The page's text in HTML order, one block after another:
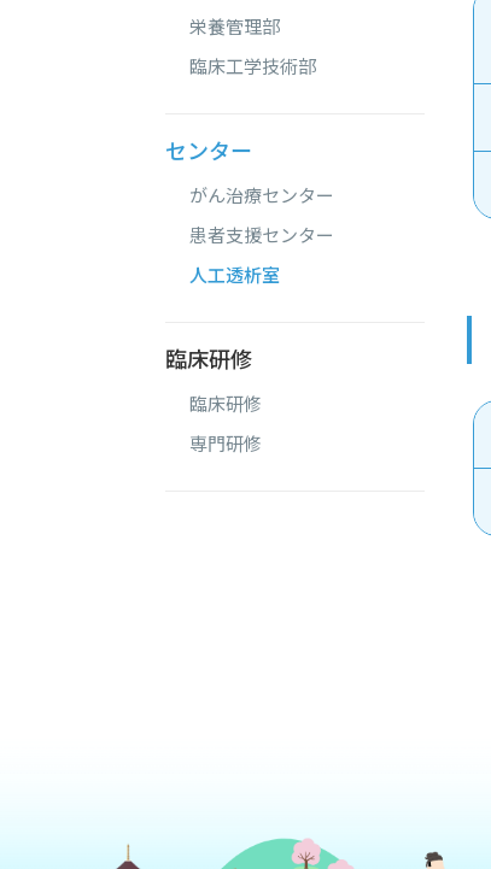
栄養管理部
臨床工学技術部
センター
がん治療センター
患者支援センター
人工透析室
臨床研修
臨床研修
専門研修